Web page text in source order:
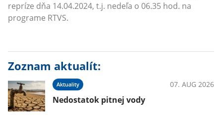
repríze dňa 14.04.2024, t.j. nedeľa o 06.35 hod. na
programe RTVS.
Zoznam aktualít:
Aktuality 07. AUG 2026
Nedostatok pitnej vody